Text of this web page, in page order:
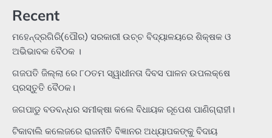
Recent
ମହେନ୍ଦ୍ରଗିରି(ପୌର) ସରକାରୀ ଉଚ୍ଚ ବିଦ୍ୟାଳୟରେ ଶିକ୍ଷକ ଓ
ଅଭିଭାବକ ବୈଠକ ।
ଗଜପତି ଜିଲ୍ଲା ରେ ୮୦ତମ ସ୍ୱାଧୀନତା ଦିବସ ପାଳନ ଉପଲକ୍ଷେ
ପ୍ରସ୍ତୁତି ବୈଠକ।
ଜଗପାଡୁ ବଡବନ୍ଧର ସମୀକ୍ଷା କଲେ ବିଧାୟକ ରୂପେଶ ପାଣିଗ୍ରାହୀ।
ଟିକାବାଲି କଲେଜରେ ରାଜନୀତି ବିଜ୍ଞାନର ଅଧ୍ୟାପକଙ୍କୁ ବିଦାୟ